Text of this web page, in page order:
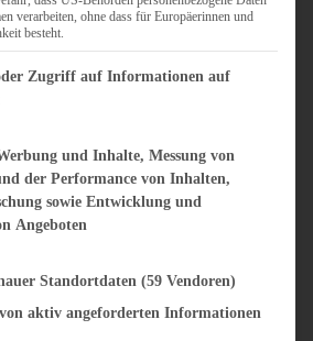
Birnen-Chutney
200 g Inhalt:
und fein gehackt
gehackt
Ingwer, gerieben
verarbeiten, ohne dass für Europäerinnen und
besteht.
Liste der Zwecke des IAB Transparency and Consent
Zugriff auf Informationen auf
und Inhalte, Messung von
der Performance von Inhalten,
sowie Entwicklung und
Angeboten
Standortdaten (59 Vendoren)
aktiv angeforderten Informationen